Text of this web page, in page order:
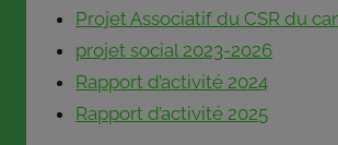
Projet Associatif du CSR du
projet social 2023-2026
Rapport d’activité 2024
Rapport d’activité 2025